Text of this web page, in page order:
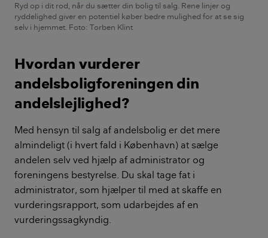
Ryd op i dit rod, når du sætter din bolig til salg. Rene linjer og
ryddelighed giver en potentiel køber bedre mulighed for at se sig
selv i hjemmet. Foto: Torben Klint
Hvordan vurderer
andelsboligforeningen din
andelslejlighed?
Med hensyn til salg af andelsbolig er det mere
almindeligt (i hvert fald i København) at sælge
andelen selv ved hjælp af administrator og
foreningens bestyrelse. Du skal tage fat i
administrator, som hjælper til med at skaffe en
vurderingsrapport, som udarbejdes af en
vurderingssagkyndig.